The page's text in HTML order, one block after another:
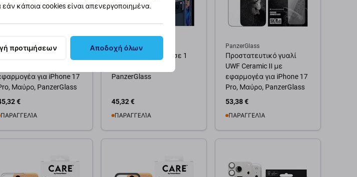
για iPhone 17
Μαύρο, PanzerGlass
€
ΠΑΡΑΓΓΕΛΊΑ
PanzerGlass
Bundle Essentials 2 σε 1
PanzerGlass
45,32 €
ΠΑΡΑΓΓΕΛΊΑ
PanzerGlass
Προστατευτικό γυαλί
UWF Ceramic II με
εφαρμογέα για iPhone 17
Pro, Μαύρο, PanzerGlass
53,38 €
ΠΑΡΑΓΓΕΛΊΑ
κάποια cookies είναι απενεργοποιημένα.
προτιμήσεων Αποδοχή όλων